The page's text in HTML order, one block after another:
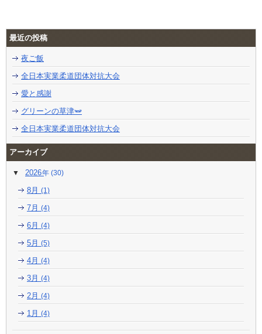
最近の投稿
夜ご飯
全日本実業柔道団体対抗大会
愛と感謝
グリーンの草津🫛
全日本実業柔道団体対抗大会
アーカイブ
2026 (30)
8月 (1)
7月 (4)
6月 (4)
5月 (5)
4月 (4)
3月 (4)
2月 (4)
1月 (4)